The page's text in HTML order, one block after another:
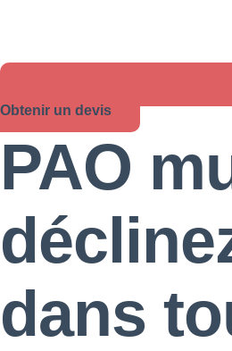
Obtenir un devis
PAO
dans